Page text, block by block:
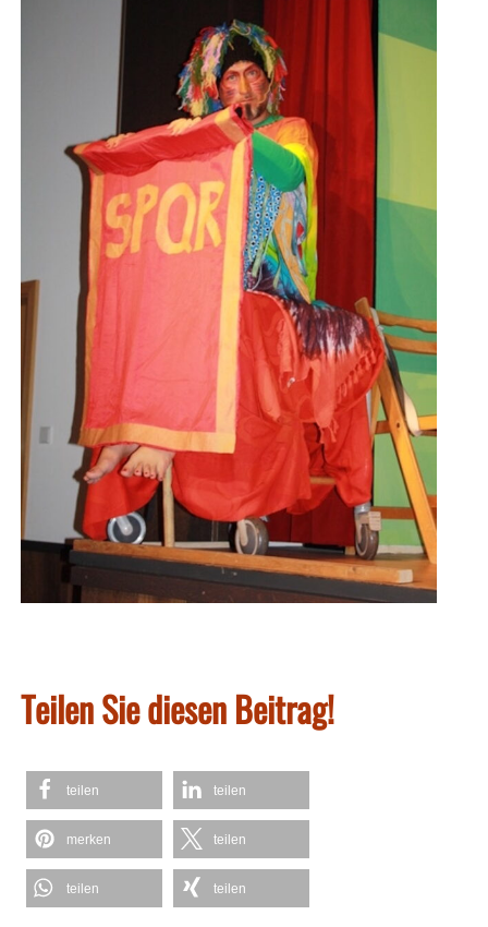
Teilen Sie diesen Beitrag!
teilen teilen
merken teilen
teilen teilen